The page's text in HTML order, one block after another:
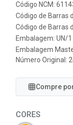
Código NCM:
Código de Barras
Código de Barras
Embalagem: UN/1
Embalagem
Número Original:
Compre
CORES